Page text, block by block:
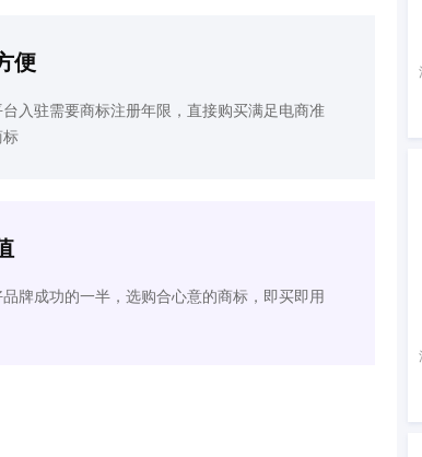
便
入驻需要商标注册年限，直接购买满足电商准
标
牌成功的一半，选购合心意的商标，即买即用